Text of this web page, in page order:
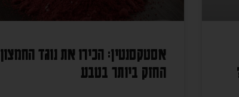
אסטקסנטין: הכירו את נוגד החמצון
החזק ביותר בטבע